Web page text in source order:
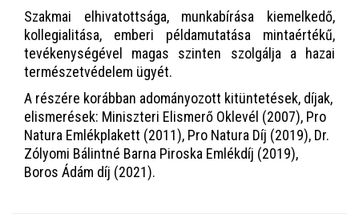
Szakmai elhivatottsága, munkabírása kiemelkedő,
kollegialitása, emberi példamutatása mintaértékű,
tevékenységével magas szinten szolgálja a hazai
természetvédelem ügyét.
A részére korábban adományozott kitüntetések, díjak,
elismerések: Miniszteri Elismerő Oklevél (2007), Pro
Natura Emlékplakett (2011), Pro Natura Díj (2019), Dr.
Zólyomi Bálintné Barna Piroska Emlékdíj (2019),
Boros Ádám díj (2021).